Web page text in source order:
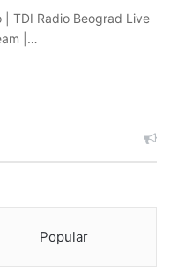
| TDI Radio Beograd Live
|…
Popular